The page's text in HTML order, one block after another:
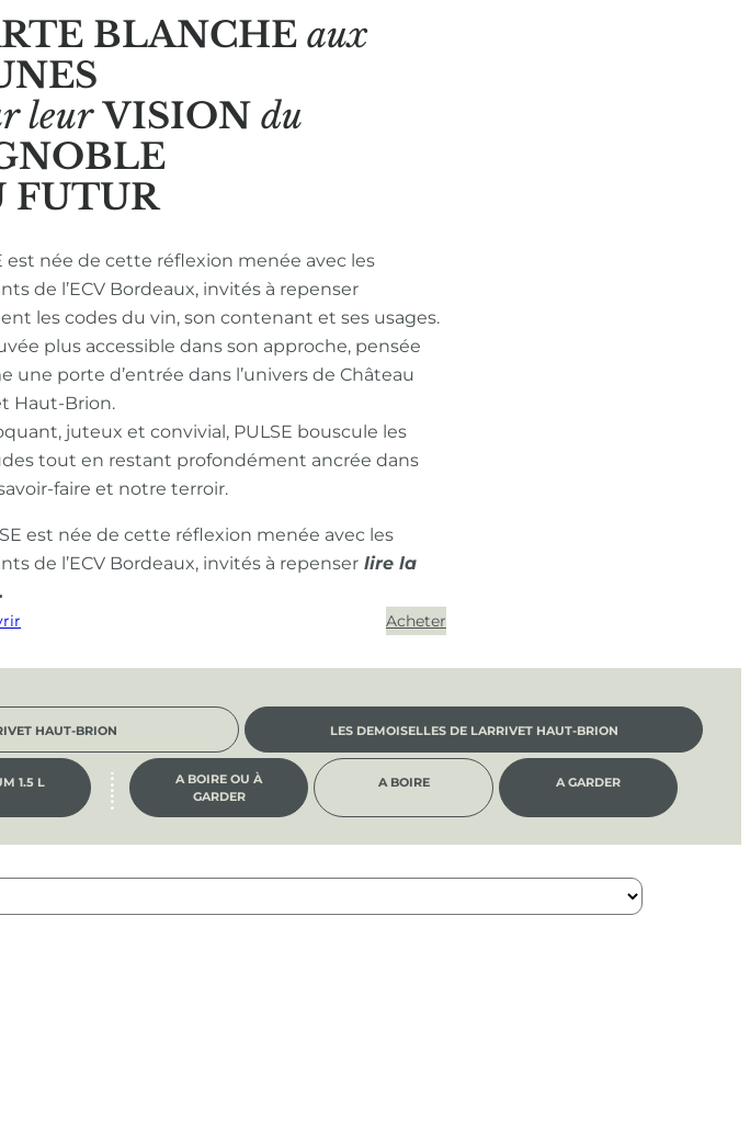
BLANCHE aux
leur VISIONdu
FUTUR
est née de cette réflexion menée avec les
de l’ECV Bordeaux, invités à repenser
les codes du vin, son contenant et ses usages.
plus accessible dans son approche, pensée
une porte d’entrée dans l’univers de Château
Haut-Brion.
juteux et convivial, PULSE bouscule les
tout en restant profondément ancrée dans
faire et notre terroir.
est née de cette réflexion menée avec les
de l’ECV Bordeaux, invités à repenser
Acheter
HAUT-BRION LES DEMOISELLES DE LARRIVET HAUT-BRION
1.5 L
A BOIRE OU À
GARDER
A BOIRE A GARDER